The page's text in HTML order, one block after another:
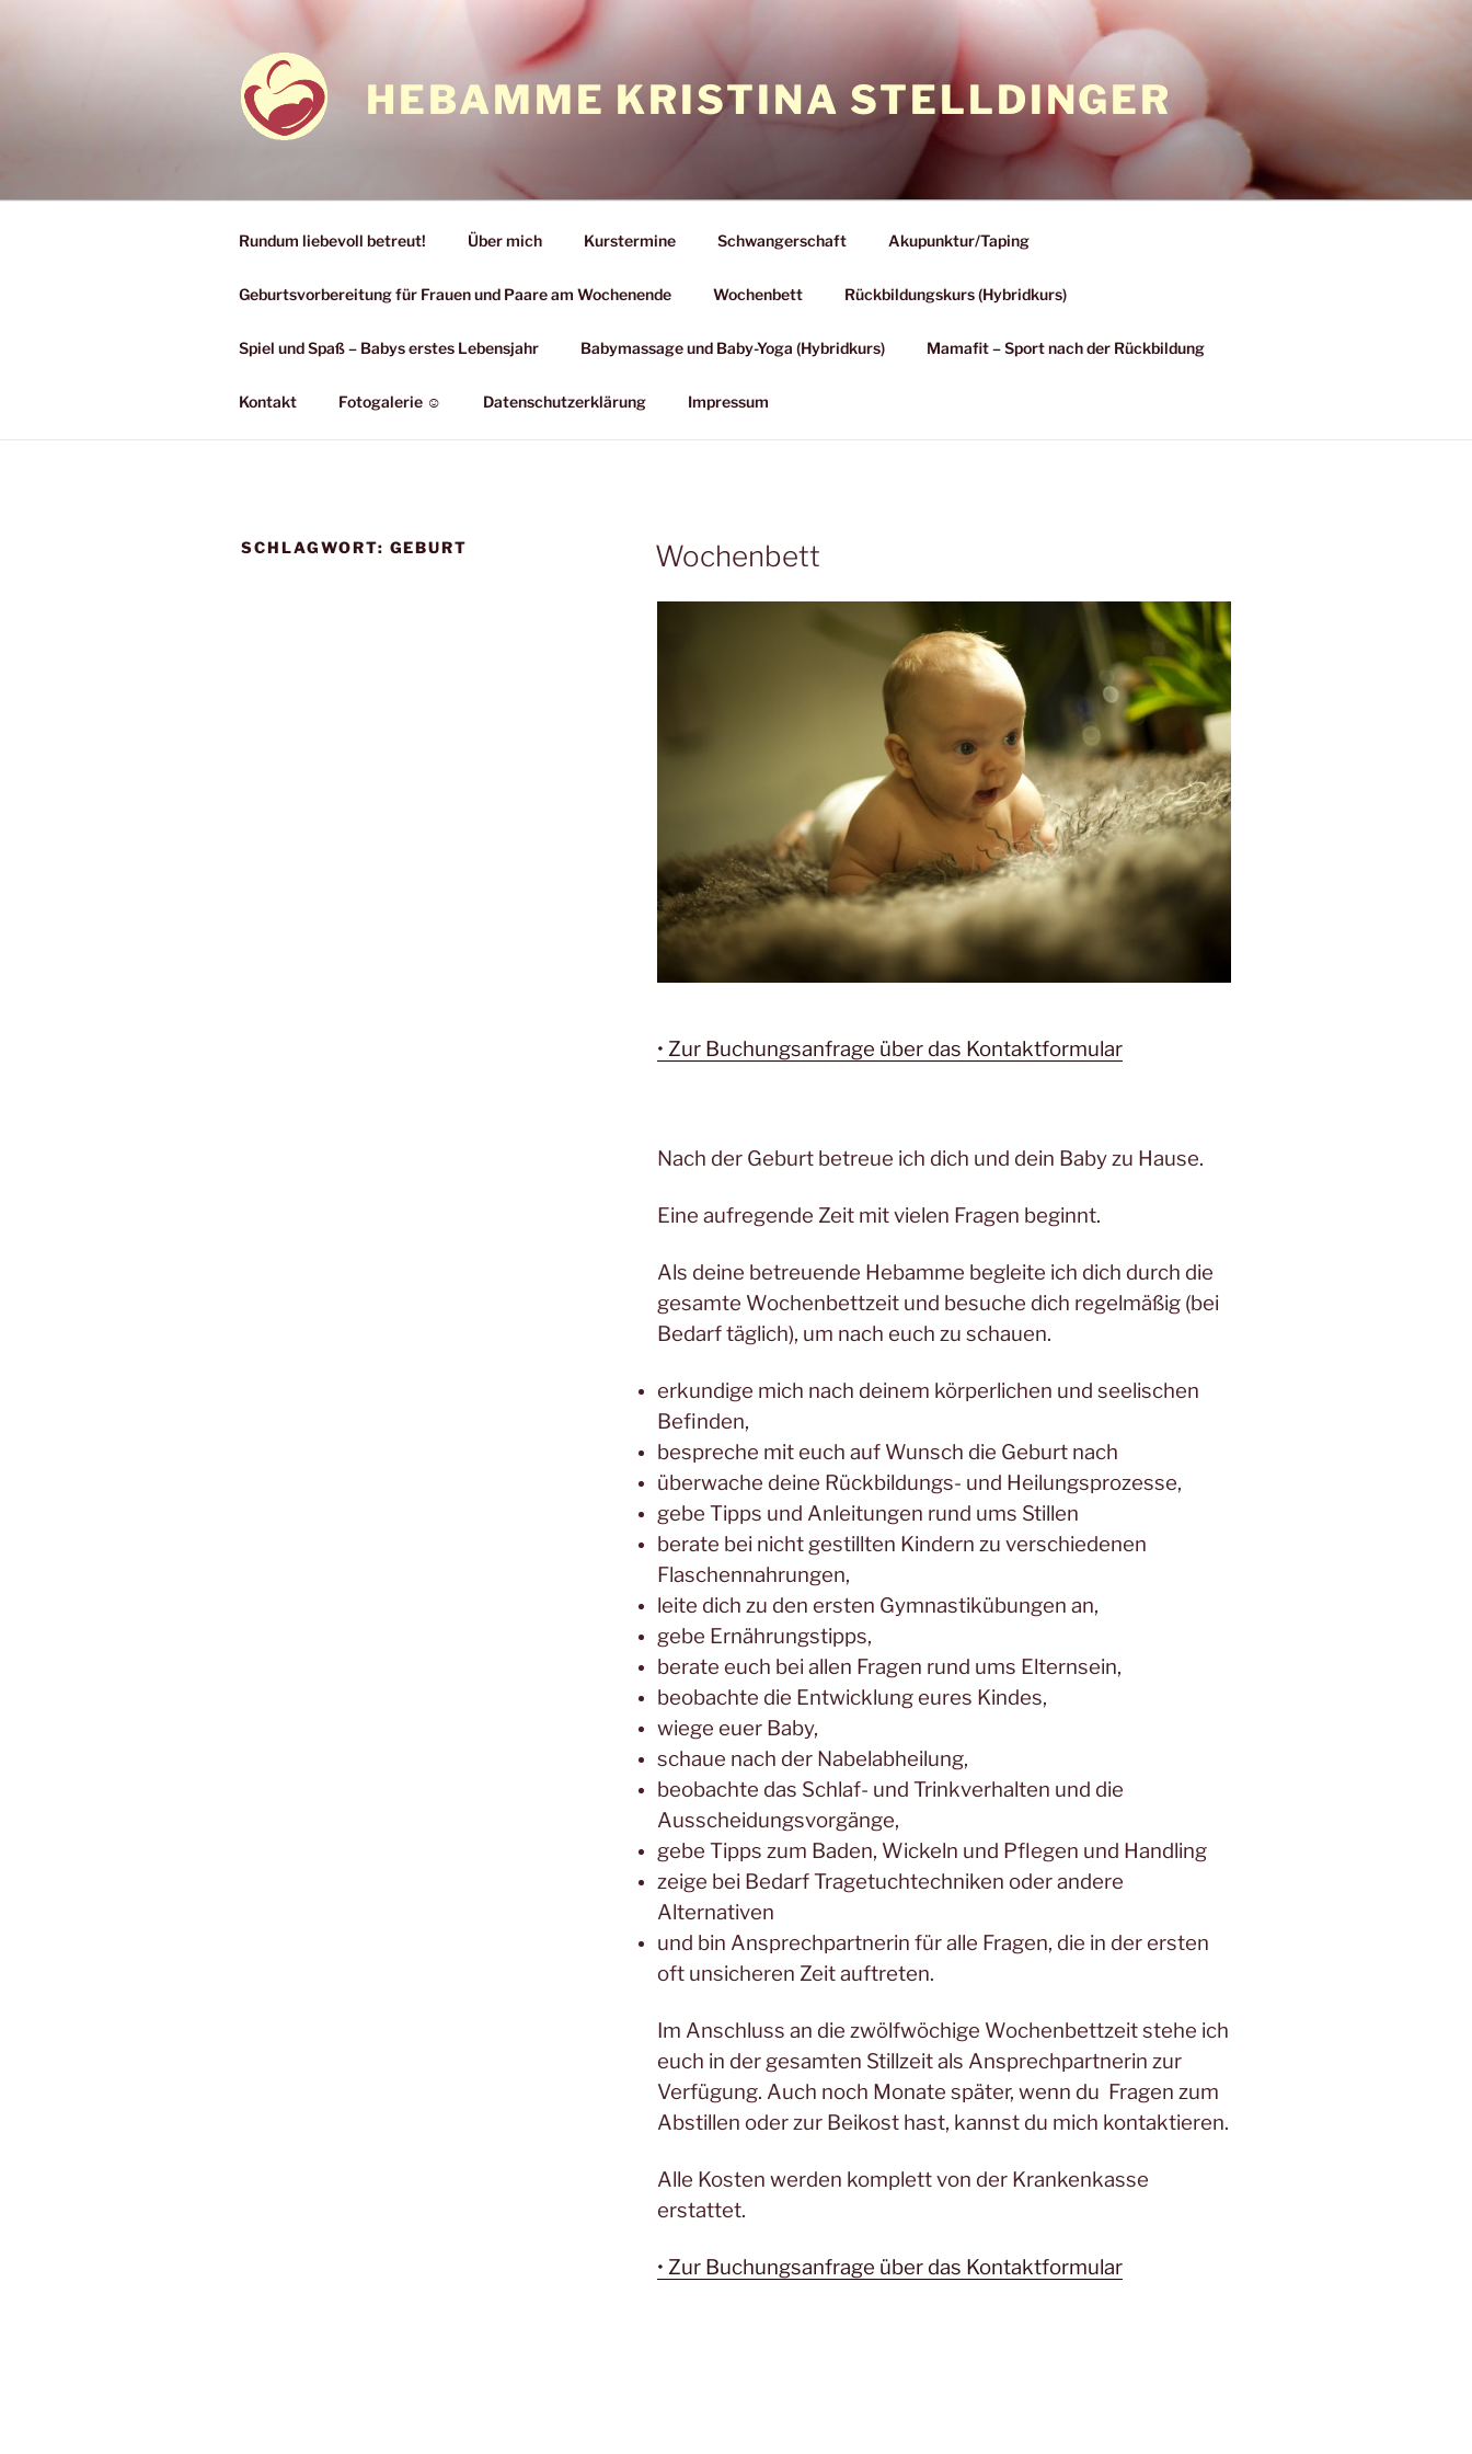
HEBAMME KRISTINA STELLDINGER
Rundum liebevoll betreut! Über mich Kurstermine Schwangerschaft Akupunktur/Taping
Geburtsvorbereitung für Frauen und Paare am Wochenende Wochenbett Rückbildungskurs (Hybridkurs)
Spiel und Spaß – Babys erstes Lebensjahr Babymassage und Baby-Yoga (Hybridkurs) Mamafit – Sport nach der Rückbildung
Kontakt Fotogalerie ☺ Datenschutzerklärung Impressum
SCHLAGWORT: GEBURT Wochenbett
• Zur Buchungsanfrage über das Kontaktformular
Nach der Geburt betreue ich dich und dein Baby zu Hause.
Eine aufregende Zeit mit vielen Fragen beginnt.
Als deine betreuende Hebamme begleite ich dich durch die
gesamte Wochenbettzeit und besuche dich regelmäßig (bei
Bedarf täglich), um nach euch zu schauen.
erkundige mich nach deinem körperlichen und seelischen
Befinden,
bespreche mit euch auf Wunsch die Geburt nach
überwache deine Rückbildungs- und Heilungsprozesse,
gebe Tipps und Anleitungen rund ums Stillen
berate bei nicht gestillten Kindern zu verschiedenen
Flaschennahrungen,
leite dich zu den ersten Gymnastikübungen an,
gebe Ernährungstipps,
berate euch bei allen Fragen rund ums Elternsein,
beobachte die Entwicklung eures Kindes,
wiege euer Baby,
schaue nach der Nabelabheilung,
beobachte das Schlaf- und Trinkverhalten und die
Ausscheidungsvorgänge,
gebe Tipps zum Baden, Wickeln und Pflegen und Handling
zeige bei Bedarf Tragetuchtechniken oder andere
Alternativen
und bin Ansprechpartnerin für alle Fragen, die in der ersten
oft unsicheren Zeit auftreten.
Im Anschluss an die zwölfwöchige Wochenbettzeit stehe ich
euch in der gesamten Stillzeit als Ansprechpartnerin zur
Verfügung. Auch noch Monate später, wenn du Fragen zum
Abstillen oder zur Beikost hast, kannst du mich kontaktieren.
Alle Kosten werden komplett von der Krankenkasse
erstattet.
• Zur Buchungsanfrage über das Kontaktformular